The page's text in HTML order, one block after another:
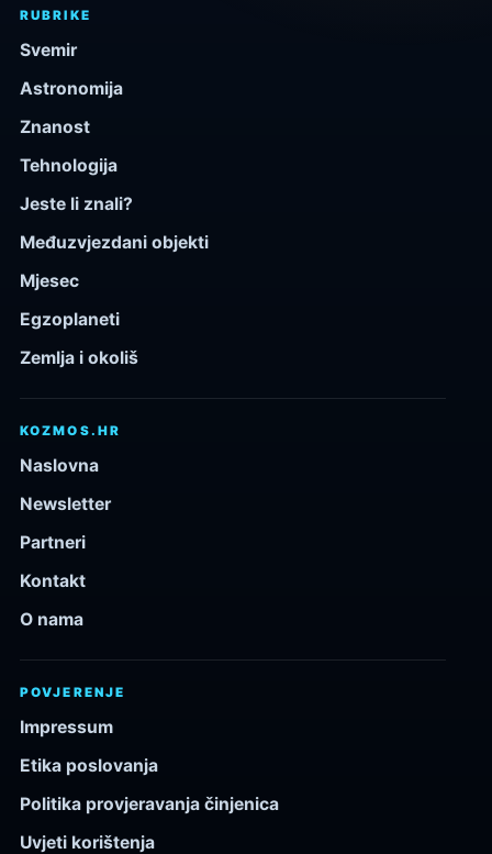
RUBRIKE
Svemir
Astronomija
Znanost
Tehnologija
Jeste li znali?
Međuzvjezdani objekti
Mjesec
Egzoplaneti
Zemlja i okoliš
KOZMOS.HR
Naslovna
Newsletter
Partneri
Kontakt
O nama
POVJERENJE
Impressum
Etika poslovanja
Politika provjeravanja činjenica
Uvjeti korištenja